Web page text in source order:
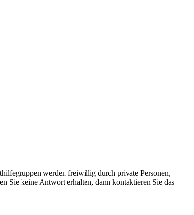
werden freiwillig durch private Personen,
Sie keine Antwort erhalten, dann kontaktieren Sie das